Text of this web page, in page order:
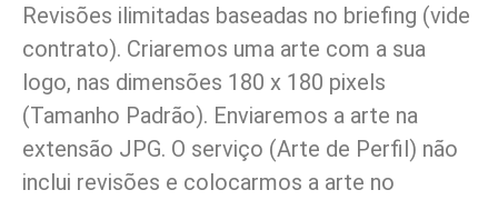
Revisões ilimitadas baseadas no briefing (vide
contrato). Criaremos uma arte com a sua
logo, nas dimensões 180 x 180 pixels
(Tamanho Padrão). Enviaremos a arte na
extensão JPG. O serviço (Arte de Perfil) não
inclui revisões e colocarmos a arte no